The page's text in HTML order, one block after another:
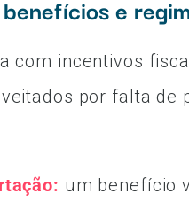
e
com incentivos
por falta de
um benefício